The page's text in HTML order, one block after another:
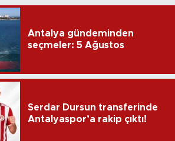
Antalya gündeminden
seçmeler: 5 Ağustos
Serdar Dursun transferinde
Antalyaspor’a rakip çıktı!